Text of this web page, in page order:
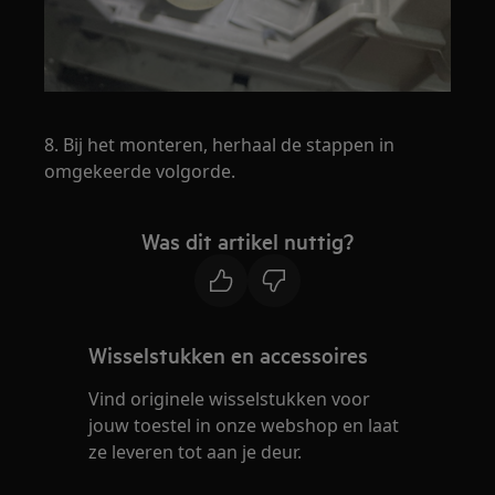
8. Bij het monteren, herhaal de stappen in
omgekeerde volgorde.
Was dit artikel nuttig?
Wisselstukken en accessoires
Vind originele wisselstukken voor
jouw toestel in onze webshop en laat
ze leveren tot aan je deur.